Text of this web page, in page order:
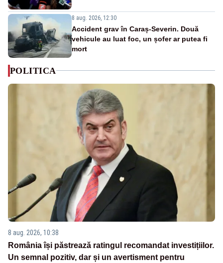
8 aug. 2026, 12:30
Accident grav în Caraș-Severin. Două
vehicule au luat foc, un șofer ar putea fi
mort
POLITICA
8 aug. 2026, 10:38
România își păstrează ratingul recomandat investițiilor.
Un semnal pozitiv, dar și un avertisment pentru